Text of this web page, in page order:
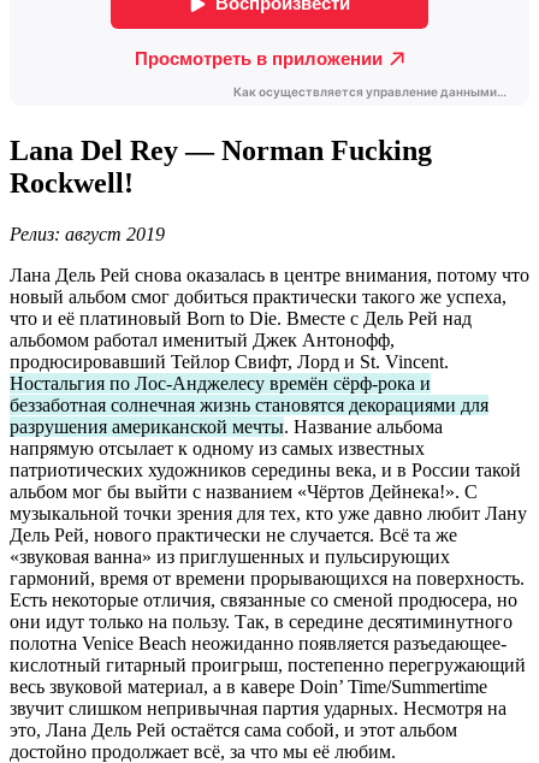
Lana Del Rey — Norman Fucking
Rockwell!
Релиз: август 2019
Лана Дель Рей снова оказалась в центре внимания, потому что
новый альбом смог добиться практически такого же успеха,
что и её платиновый Born to Die. Вместе с Дель Рей над
альбомом работал именитый Джек Антонофф,
продюсировавший Тейлор Свифт, Лорд и St. Vincent.
Ностальгия по Лос-Анджелесу времён сёрф-рока и
беззаботная солнечная жизнь становятся декорациями для
разрушения американской мечты. Название альбома
напрямую отсылает к одному из самых известных
патриотических художников середины века, и в России такой
альбом мог бы выйти с названием «Чёртов Дейнека!». С
музыкальной точки зрения для тех, кто уже давно любит Лану
Дель Рей, нового практически не случается. Всё та же
«звуковая ванна» из приглушенных и пульсирующих
гармоний, время от времени прорывающихся на поверхность.
Есть некоторые отличия, связанные со сменой продюсера, но
они идут только на пользу. Так, в середине десятиминутного
полотна Venice Beach неожиданно появляется разъедающее-
кислотный гитарный проигрыш, постепенно перегружающий
весь звуковой материал, а в кавере Doin’ Time/Summertime
звучит слишком непривычная партия ударных. Несмотря на
это, Лана Дель Рей остаётся сама собой, и этот альбом
достойно продолжает всё, за что мы её любим.